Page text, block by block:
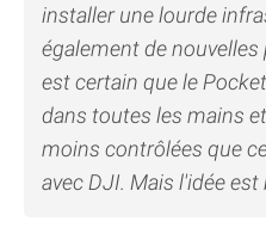
installer une lourde
également de
est certain que le
dans toutes les mains
moins contrôlées que
avec DJI. Mais l'idée est